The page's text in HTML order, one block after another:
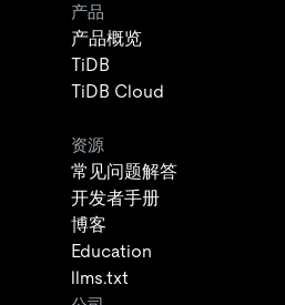
产品
产品概览
TiDB
TiDB Cloud
资源
常见问题解答
开发者手册
博客
Education
llms.txt